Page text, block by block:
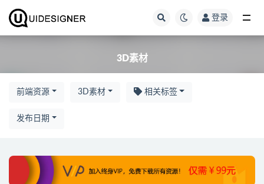
登录
3D素材
前端资源 3D素材 相关标签
发布日期